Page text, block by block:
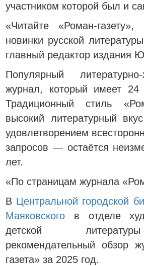
участником которой был и
«Читайте «Роман-
новинки русской
главный редактор издания
Популярный литературно-
журнал, который имеет 24
Традиционный стиль
высокий литературный
удовлетворением
запросов — остаётся
лет.
«По страницам журнала
В Центральной городской
Маяковского в отделе
детской
рекомендательный обзор
газета» за 2025 год.